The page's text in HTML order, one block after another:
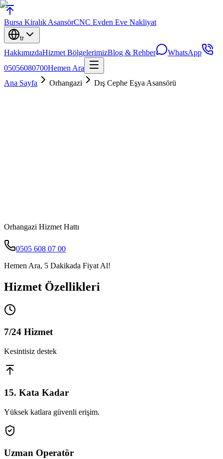
Bursa Kiralık AsansörCNC Evden Eve Nakliyat
tr
HakkımızdaHizmet BölgelerimizBlog & Rehber
WhatsApp
05056080700Hemen Ara
Ana Sayfa
Orhangazi Dış Cephe Eşya Asansörü
Orhangazi Hizmet Hattı
0505 608 07 00
Hemen Ara, 5 Dakikada Fiyat Al!
Hizmet Özellikleri
7/24 Hizmet
Kesintisiz destek
15. Kata Kadar
Yüksek katlara güvenli erişim.
Uzman Operatör